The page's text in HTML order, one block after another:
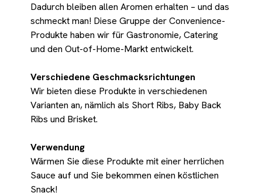
Dadurch bleiben allen Aromen erhalten – und das
schmeckt man! Diese Gruppe der Convenience-
Produkte haben wir für Gastronomie, Catering
und den Out-of-Home-Markt entwickelt.
Verschiedene Geschmacksrichtungen
Wir bieten diese Produkte in verschiedenen
Varianten an, nämlich als Short Ribs, Baby Back
Ribs und Brisket.
Verwendung
Wärmen Sie diese Produkte mit einer herrlichen
Sauce auf und Sie bekommen einen köstlichen
Snack!